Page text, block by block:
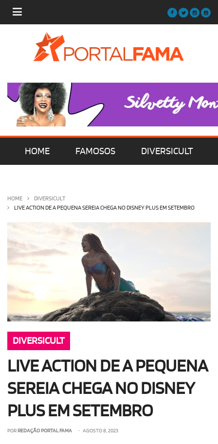
HOME FAMOSOS DIVERSICULT
OLHA ISSO!
HOME
DIVERSICULT
LIVE ACTION DE A PEQUENA SEREIA CHEGA NO DISNEY PLUS EM SETEMBRO
DIVERSICULT
LIVE ACTION DE A PEQUENA
SEREIA CHEGA NO DISNEY
PLUS EM SETEMBRO
POR REDAÇÃO PORTAL FAMA • AGOSTO 8, 2023